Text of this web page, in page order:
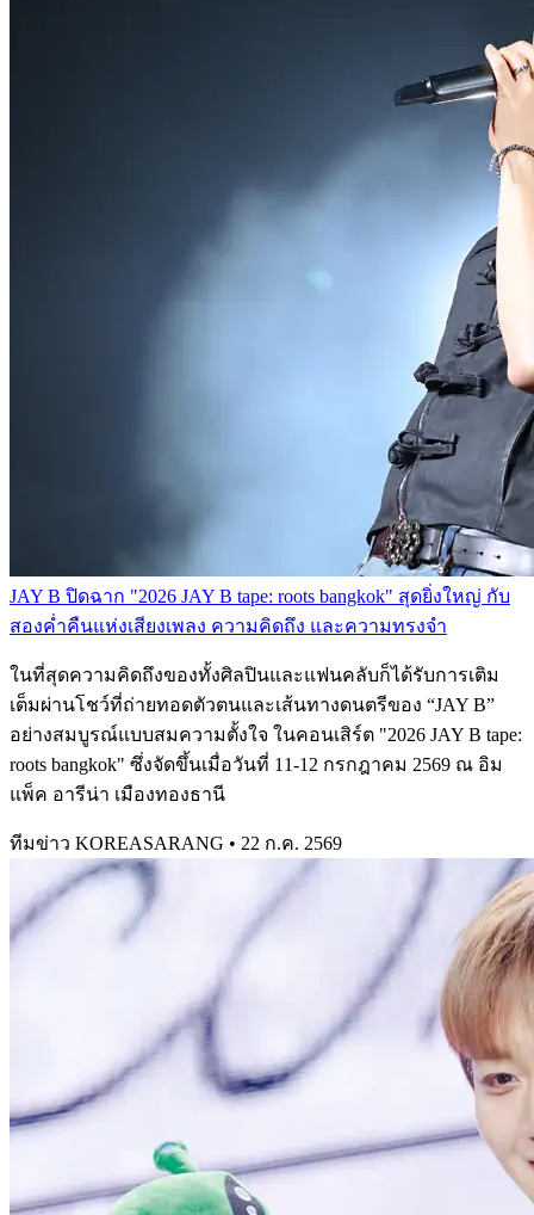
JAY B ปิดฉาก "2026 JAY B tape: roots bangkok" สุดยิ่งใหญ่ กับ
สองค่ำคืนแห่งเสียงเพลง ความคิดถึง และความทรงจำ
ในที่สุดความคิดถึงของทั้งศิลปินและแฟนคลับก็ได้รับการเติม
เต็มผ่านโชว์ที่ถ่ายทอดตัวตนและเส้นทางดนตรีของ “JAY B”
อย่างสมบูรณ์แบบสมความตั้งใจ ในคอนเสิร์ต "2026 JAY B tape:
roots bangkok" ซึ่งจัดขึ้นเมื่อวันที่ 11-12 กรกฎาคม 2569 ณ อิม
แพ็ค อารีน่า เมืองทองธานี
ทีมข่าว KOREASARANG • 22 ก.ค. 2569